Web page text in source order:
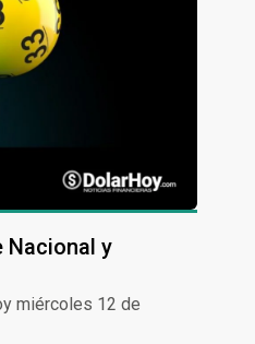
Nacional y
miércoles 12 de